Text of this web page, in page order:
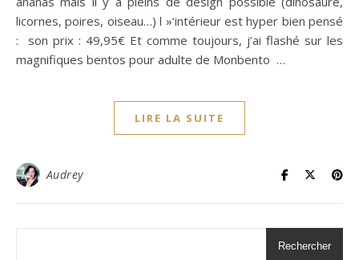
licornes, poires, oiseau…) l »‘intérieur est hyper bien pensé
: son prix : 49,95€ Et comme toujours, j’ai flashé sur les
magnifiques bentos pour adulte de Monbento …
LIRE LA SUITE
Audrey
Rechercher